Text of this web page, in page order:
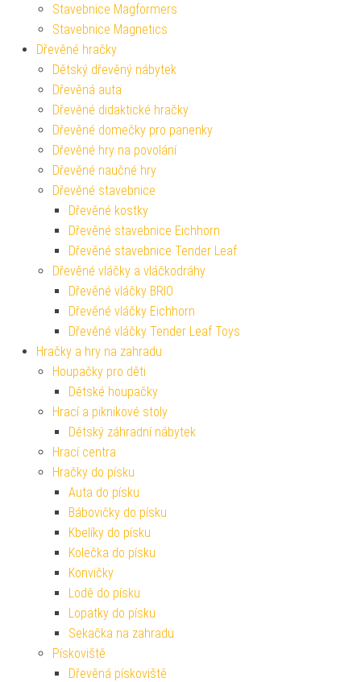
Stavebnice Magformers
Stavebnice Magnetics
Dřevěné hračky
Dětský dřevěný nábytek
Dřevěná auta
Dřevěné didaktické hračky
Dřevěné domečky pro panenky
Dřevěné hry na povolání
Dřevěné naučné hry
Dřevěné stavebnice
Dřevěné kostky
Dřevěné stavebnice Eichhorn
Dřevěné stavebnice Tender Leaf
Dřevěné vláčky a vláčkodráhy
Dřevěné vláčky BRIO
Dřevěné vláčky Eichhorn
Dřevěné vláčky Tender Leaf Toys
Hračky a hry na zahradu
Houpačky pro děti
Dětské houpačky
Hrací a piknikové stoly
Dětský záhradní nábytek
Hrací centra
Hračky do písku
Auta do písku
Bábovičky do písku
Kbelíky do písku
Kolečka do písku
Konvičky
Lodě do písku
Lopatky do písku
Sekačka na zahradu
Pískoviště
Dřevěná pískoviště